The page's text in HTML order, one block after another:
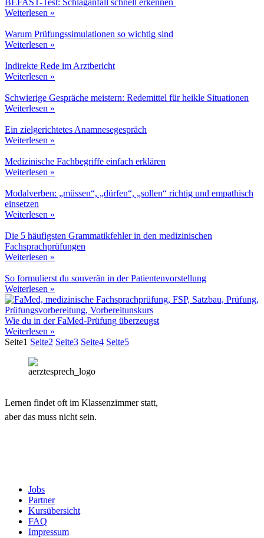
Weiterlesen »
Warum Prüfungssimulationen so wichtig sind
Weiterlesen »
Indirekte Rede im Arztbericht
Weiterlesen »
Schwierige Gespräche meistern: Redemittel für heikle Situationen
Weiterlesen »
Ein zielgerichtetes Anamnesegespräch
Weiterlesen »
Medizinische Fachbegriffe einfach erklären
Weiterlesen »
Modalverben: „müssen“, „dürfen“, „sollen“ richtig und empathisch
einsetzen
Weiterlesen »
Die 5 häufigsten Grammatikfehler in den medizinischen
Fachsprachprüfungen
Weiterlesen »
So formulierst du souverän in der Patientenvorstellung
Weiterlesen »
Wie du in der FaMed-Prüfung überzeugst
Weiterlesen »
Seite1 Seite2 Seite3 Seite4 Seite5
Lernen findet oft im Klassenzimmer statt,
aber das muss nicht sein.
Jobs
Partner
Kursübersicht
FAQ
Impressum